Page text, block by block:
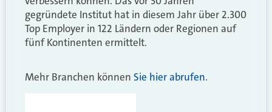
gegründete Institut hat in diesem Jahr über 2.300
Top Employer in 122 Ländern oder Regionen auf
fünf Kontinenten ermittelt.
Mehr Branchen können Sie hier abrufen.